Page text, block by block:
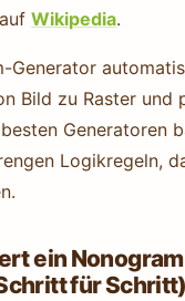
aufWikipedia.
Generator
Bild zu Raster und
Generatoren
Logikregeln,
ein
für Schritt)